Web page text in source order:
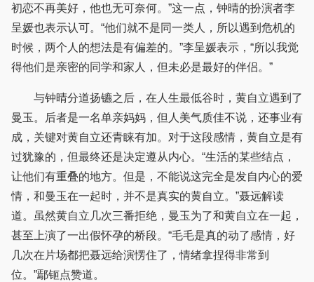
初恋不再美好，他也无可奈何。”这一点，钟晴的扮演者李
呈媛也表示认可。“他们就不是同一类人，所以遇到危机的
时候，两个人的想法是有偏差的。”李呈媛表示，“所以我觉
得他们是亲密的同学和家人，但未必是最好的伴侣。”
与钟晴分道扬镳之后，在人生最低谷时，黄自立遇到了
曼玉。后者是一名单亲妈妈，但人美气质佳不说，还事业有
成，关键对黄自立还青睐有加。对于这段感情，黄自立是有
过犹豫的，但最终还是决定遵从内心。“生活的某些结点，
让他们有重叠的地方。但是，不能说这完全是发自内心的爱
情，和曼玉在一起时，并不是真实的黄自立。”聂远解读
道。虽然黄自立几次三番拒绝，曼玉为了和黄自立在一起，
甚至上演了一出假怀孕的桥段。“毛毛是真的动了感情，好
几次在片场都把聂远给演愣住了，情绪拿捏得非常到
位。”鄢钷点赞道。